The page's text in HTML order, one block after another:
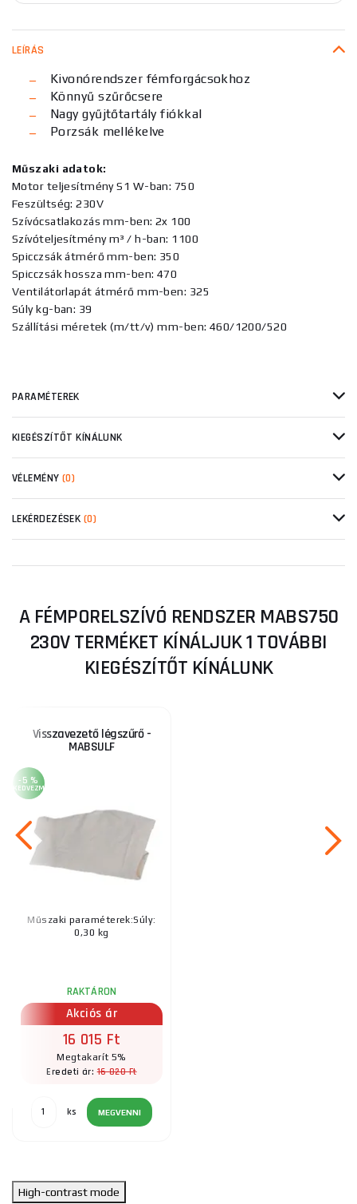
LEÍRÁS
Kivonórendszer fémforgácsokhoz
Könnyű szűrőcsere
Nagy gyűjtőtartály fiókkal
Porzsák mellékelve
Műszaki adatok:
Motor teljesítmény S1 W-ban: 750
Feszültség: 230V
Szívócsatlakozás mm-ben: 2x 100
Szívóteljesítmény m³ / h-ban: 1100
Spicczsák átmérő mm-ben: 350
Spicczsák hossza mm-ben: 470
Ventilátorlapát átmérő mm-ben: 325
Súly kg-ban: 39
Szállítási méretek (m/tt/v) mm-ben: 460/1200/520
PARAMÉTEREK
KIEGÉSZÍTŐT KÍNÁLUNK
VÉLEMÉNY (0)
LEKÉRDEZÉSEK (0)
A FÉMPORELSZÍVÓ RENDSZER MABS750
230V TERMÉKET KÍNÁLJUK 1 TOVÁBBI
KIEGÉSZÍTŐT KÍNÁLUNK
Visszavezető légszűrő -
MABSULF
-5 %
KEDVEZMÉNY
Műszaki paraméterek:Súly:
0,30 kg
RAKTÁRON
Akciós ár
16 015 Ft
Megtakarít 5%
Eredeti ár:16 820 Ft
ks MEGVENNI
High-contrast mode